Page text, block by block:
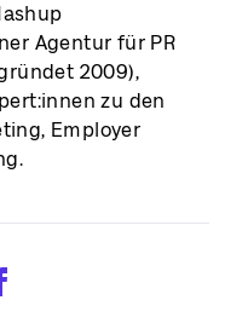
Agentur für PR
2009),
zu den
Employer